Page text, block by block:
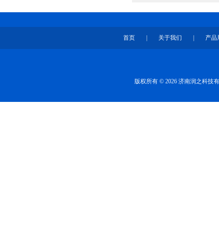
首页 | 关于我们 | 产品
版权所有 © 2026 济南润之科技